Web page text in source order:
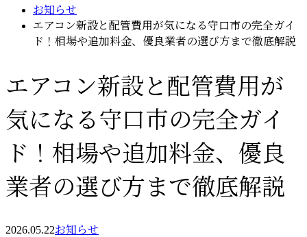
お知らせ
エアコン新設と配管費用が気になる守口市の完全ガイ
ド！相場や追加料金、優良業者の選び方まで徹底解説
エアコン新設と配管費用が
気になる守口市の完全ガイ
ド！相場や追加料金、優良
業者の選び方まで徹底解説
2026.05.22お知らせ